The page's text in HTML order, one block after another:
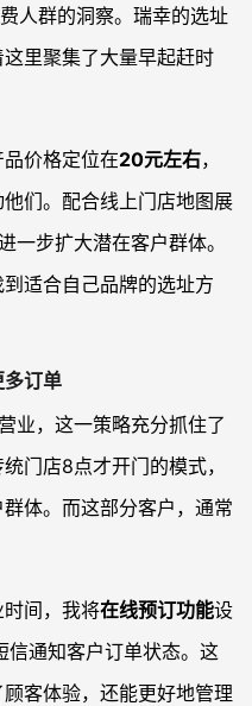
人群的洞察。瑞幸的选址
里聚集了大量早起赶时
价格定位在20元左右，
们。配合线上门店地图展
一步扩大潜在客户群体。
适合自己品牌的选址方
订单
业，这一策略充分抓住了
门店8点才开门的模式，
体。而这部分客户，通常
间，我将在线预订功能设
信通知客户订单状态。这
客体验，还能更好地管理